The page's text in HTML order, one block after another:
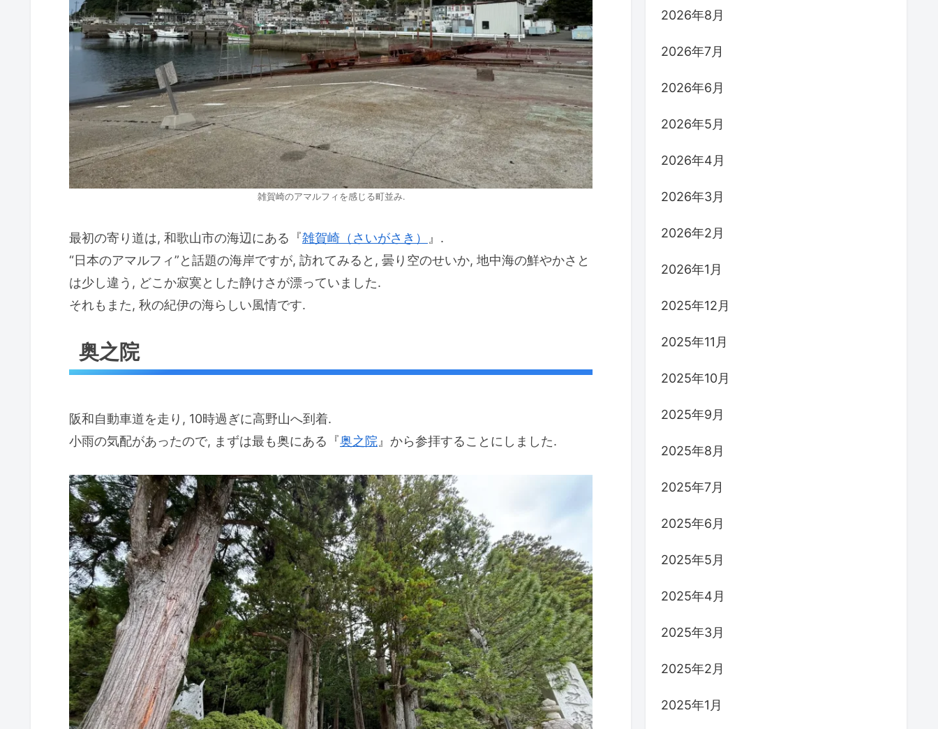
雑賀崎のアマルフィを感じる町並み.
最初の寄り道は, 和歌山市の海辺にある『雑賀崎（さいがさき） 』.
“日本のアマルフィ”と話題の海岸ですが, 訪れてみると, 曇り空のせいか, 地中海の鮮やかさと
は少し違う, どこか寂寞とした静けさが漂っていました.
それもまた, 秋の紀伊の海らしい風情です.
奥之院
阪和自動車道を走り, 10時過ぎに高野山へ到着.
小雨の気配があったので, まずは最も奥にある『奥之院 』から参拝することにしました.
2026年8月
2026年7月
2026年6月
2026年5月
2026年4月
2026年3月
2026年2月
2026年1月
2025年12月
2025年11月
2025年10月
2025年9月
2025年8月
2025年7月
2025年6月
2025年5月
2025年4月
2025年3月
2025年2月
2025年1月